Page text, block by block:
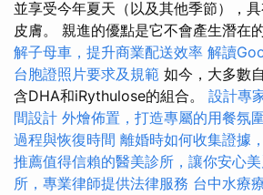
並享受今年夏天（以及其他季節），
皮膚。 親進的優點是它不會產生潛在
解子母車，提升商業配送效率 解讀
台胞證照片要求及規範 如今，大多數
含DHA和iRythulose的組合。 設計專
間設計 外燴佈置，打造專屬的用餐氛
過程與恢復時間 離婚時如何收集證據
推薦值得信賴的醫美診所，讓你安心
所，專業律師提供法律服務 台中水療